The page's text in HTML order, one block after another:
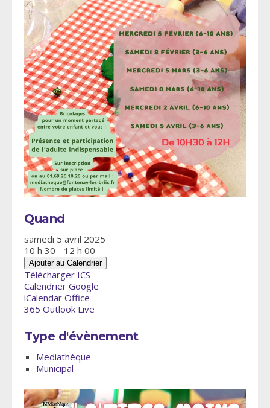
Quand
samedi 5 avril 2025
10 h 30 - 12 h 00
Ajouter au Calendrier
Télécharger ICS
Calendrier Google
iCalendar Office
365 Outlook Live
Type d'évènement
Mediathèque
Municipal